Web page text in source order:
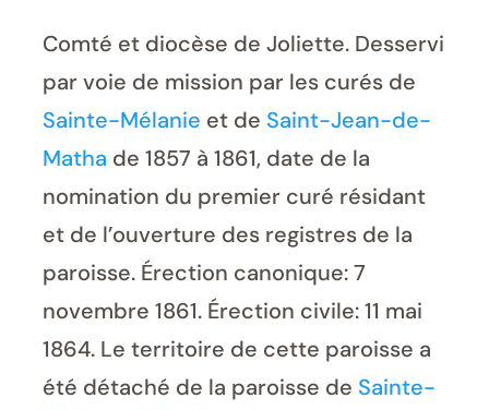
Comté et diocèse de Joliette. Desservi
par voie de mission par les curés de
Sainte-Mélanie et de Saint-Jean-de-
Matha de 1857 à 1861, date de la
nomination du premier curé résidant
et de l’ouverture des registres de la
paroisse. Érection canonique: 7
novembre 1861. Érection civile: 11 mai
1864. Le territoire de cette paroisse a
été détaché de la paroisse de Sainte-